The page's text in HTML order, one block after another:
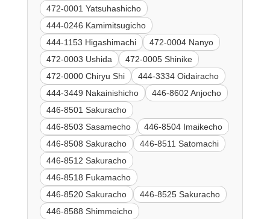
472-0001 Yatsuhashicho
444-0246 Kamimitsugicho
444-1153 Higashimachi
472-0004 Nanyo
472-0003 Ushida
472-0005 Shinike
472-0000 Chiryu Shi
444-3334 Oidairacho
444-3449 Nakainishicho
446-8602 Anjocho
446-8501 Sakuracho
446-8503 Sasamecho
446-8504 Imaikecho
446-8508 Sakuracho
446-8511 Satomachi
446-8512 Sakuracho
446-8518 Fukamacho
446-8520 Sakuracho
446-8525 Sakuracho
446-8588 Shimmeicho